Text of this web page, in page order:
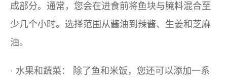
成部分。通常，您会在进食前将鱼块与腌料混合至
少几个小时。选择范围从酱油到辣酱、生姜和芝麻
油。
· 水果和蔬菜：
除了鱼和米饭，您还可以添加一系